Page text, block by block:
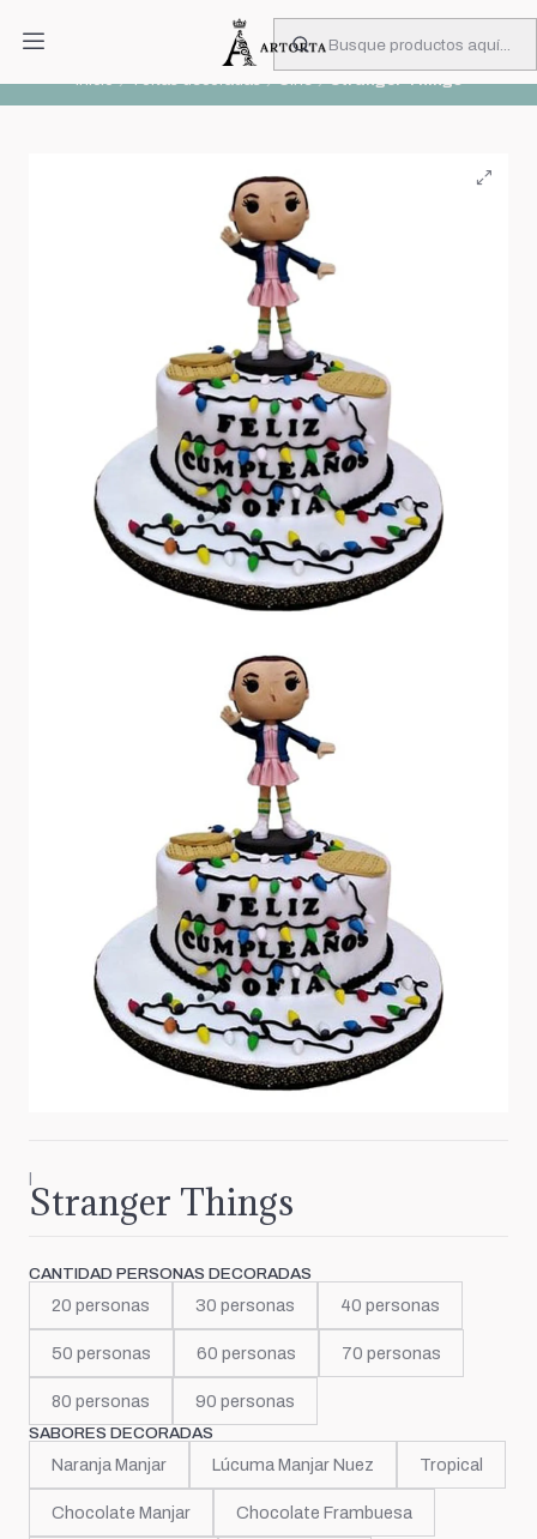
PIDA CON MUCHA ANTICIPACIÓN
Inicio Tortas decoradas Cine Stranger Things
|
Stranger Things
CANTIDAD PERSONAS DECORADAS
20 personas 30 personas 40 personas
50 personas 60 personas 70 personas
80 personas 90 personas
SABORES DECORADAS
Naranja Manjar Lúcuma Manjar Nuez Tropical
Chocolate Manjar Chocolate Frambuesa